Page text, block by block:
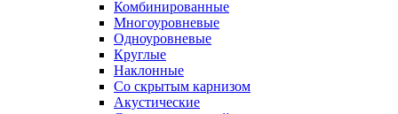
Комбинированные
Многоуровневые
Одноуровневые
Круглые
Наклонные
Со скрытым карнизом
Акустические